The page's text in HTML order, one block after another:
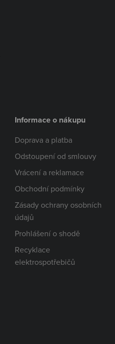
Informace o nákupu
Doprava a platba
Odstoupení od smlouvy
Vrácení a reklamace
Obchodní podmínky
Zásady ochrany osobních
údajů
Prohlášení o shodě
Recyklace
elektrospotřebičů